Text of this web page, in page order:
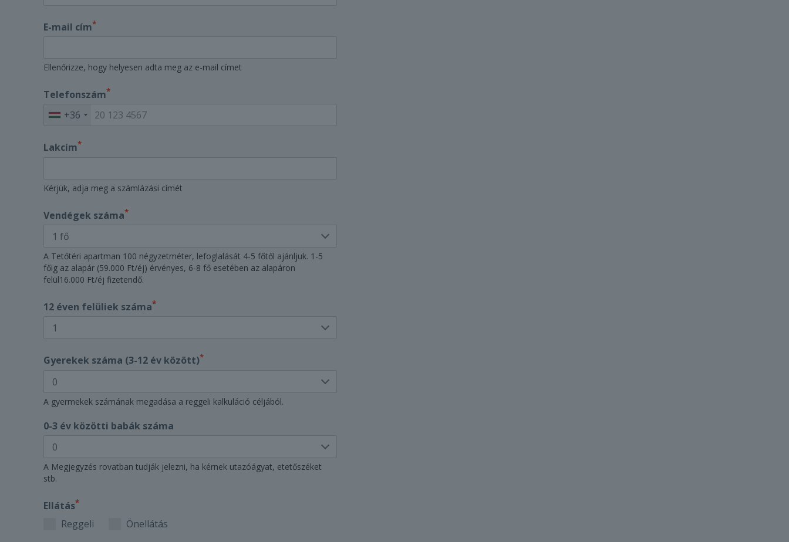
E-mail cím*
Ellenőrizze, hogy helyesen adta meg az e-mail címet
Telefonszám*
+36
Lakcím*
Kérjük, adja meg a számlázási címét
Vendégek száma*
A Tetőtéri apartman 100 négyzetméter, lefoglalását 4-5 főtől ajánljuk. 1-5
főig az alapár (59.000 Ft/éj) érvényes, 6-8 fő esetében az alapáron
felül16.000 Ft/éj fizetendő.
12 éven felüliek száma*
Gyerekek száma (3-12 év között)*
A gyermekek számának megadása a reggeli kalkuláció céljából.
0-3 év közötti babák száma
A Megjegyzés rovatban tudják jelezni, ha kérnek utazóágyat, etetőszéket
stb.
Ellátás*
Reggeli Önellátás